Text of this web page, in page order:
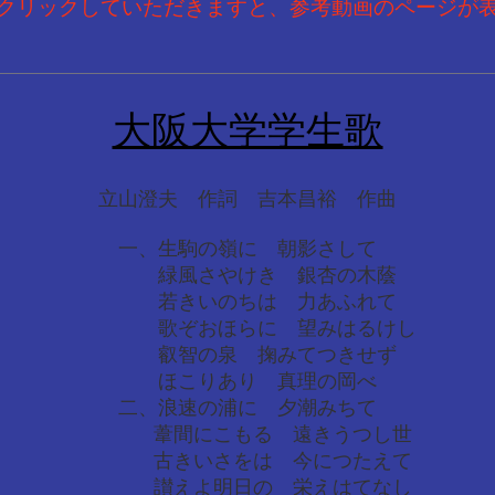
リックしていただきますと、参考動画のページが
大阪大学学生歌
立山澄夫 作詞 吉本昌裕 作曲
一、生駒の嶺に 朝影さして
緑風さやけき 銀杏の木蔭
若きいのちは 力あふれて
歌ぞおほらに 望みはるけし
叡智の泉 掬みてつきせず
ほこりあり 真理の岡べ
二、浪速の浦に 夕潮みちて
葦間にこもる 遠きうつし世
古きいさをは 今につたえて
讃えよ明日の 栄えはてなし